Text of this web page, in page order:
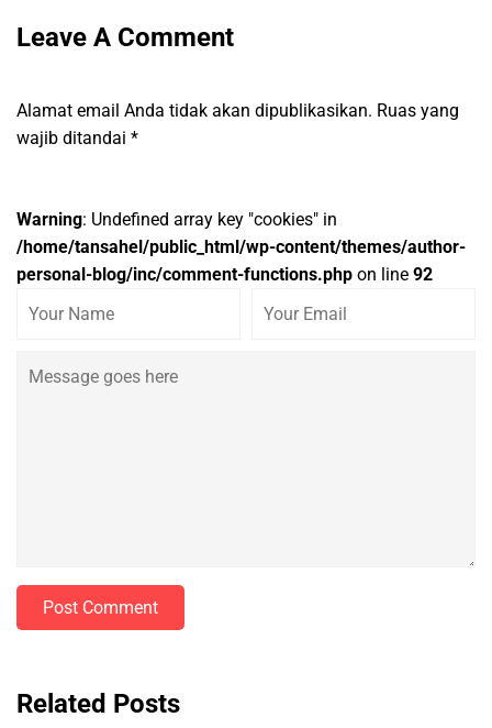
Leave A Comment
Alamat email Anda tidak akan dipublikasikan. Ruas yang
wajib ditandai *
Warning: Undefined array key "cookies" in
/home/tansahel/public_html/wp-content/themes/author-
personal-blog/inc/comment-functions.php on line 92
Post Comment
Related Posts